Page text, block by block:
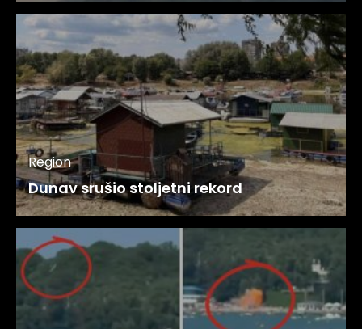
Region
Dunav srušio stoljetni rekord